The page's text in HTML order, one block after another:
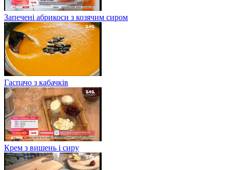
Запечені абрикоси з козячим сиром
Гаспачо з кабачків
Крем з вишень і сиру